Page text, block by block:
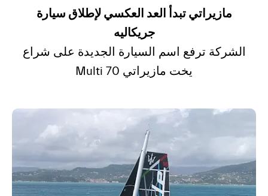
مازيراتي تبدأ العد العكسي لإطلاق سيارة
جريكاليه
الشركة ترفع اسم السيارة الجديدة على شراع
يخت مازيراتي Multi 70